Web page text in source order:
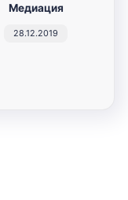
Медиация
28.12.2019